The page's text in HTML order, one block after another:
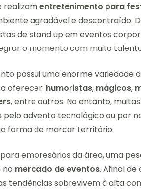
realizamentretenimento para
agradável e descontraído.
de stand up em eventos
o momento com muito
possui uma enorme variedade
oferecer: humoristas, mágicos,
, entre outros. No entanto,
pelo advento tecnológico ou por
forma de marcar território.
empresários da área, uma
no mercado de eventos. Afinal de
tendências sobrevivem à alta